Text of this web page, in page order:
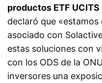
productos ETF
declaró que
asociado con
estas soluciones con
con los ODS de la
inversores una